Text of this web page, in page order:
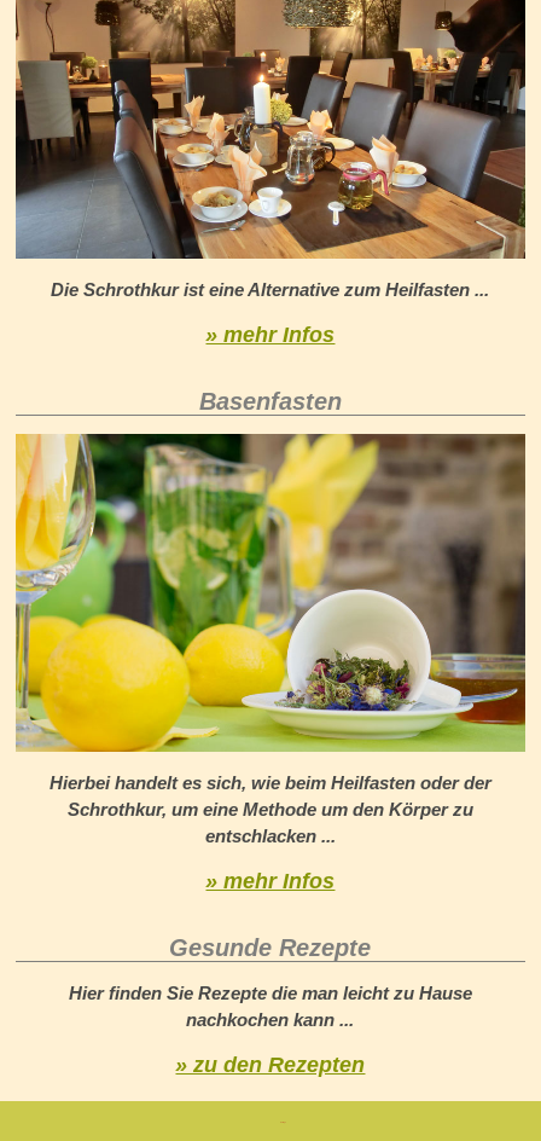
Die Schrothkur ist eine Alternative zum Heilfasten ...
» mehr Infos
Basenfasten
Hierbei handelt es sich, wie beim Heilfasten oder der
Schrothkur, um eine Methode um den Körper zu
entschlacken ...
» mehr Infos
Gesunde Rezepte
Hier finden Sie Rezepte die man leicht zu Hause
nachkochen kann ...
» zu den Rezepten